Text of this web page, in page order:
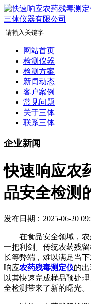
网站首页
检测仪器
检测方案
新闻动态
客户案例
常见问题
关于三体
联系三体
企业新闻
快速响应农
品安全检测
发布日期：2025-06-20
在食品安全领域，农
一把利剑。传统农药残
长等弊端，难以满足当
响应农药残毒测定仪的出
以其快速完成样品预处
全检测带来了新的曙光。